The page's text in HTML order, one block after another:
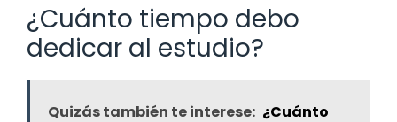
¿Cuánto tiempo debo
dedicar al estudio?
Quizás también te interese: ¿Cuánto